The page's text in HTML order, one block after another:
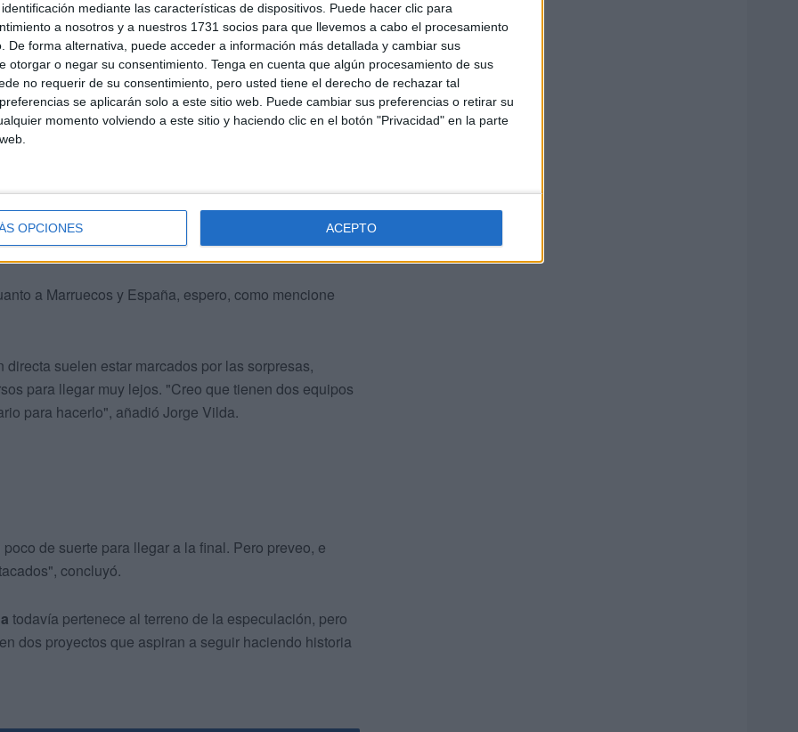
mediante las características de dispositivos. Puede hacer clic para
a nosotros y a nuestros 1731 socios para que llevemos a cabo el procesamiento
De forma alternativa, puede acceder a información más detallada y cambiar sus
otorgar o negar su consentimiento. Tenga en cuenta que algún procesamiento de sus
no requerir de su consentimiento, pero usted tiene el derecho de rechazar tal
se aplicarán solo a este sitio web. Puede cambiar sus preferencias o retirar su
momento volviendo a este sitio y haciendo clic en el botón "Privacidad" en la parte
OPCIONES ACEPTO
potencias del fútbol mundial. El título
de un modelo basado en la formación y
selecciones favoritas en cualquier competición
el marroquí poseen el nivel suficiente para competir
a Marruecos y España, espero, como mencione
suelen estar marcados por las sorpresas,
para llegar muy lejos. "Creo que tienen dos equipos
para hacerlo", añadió Jorge Vilda.
de suerte para llegar a la final. Pero preveo, e
concluyó.
todavía pertenece al terreno de la especulación, pero
dos proyectos que aspiran a seguir haciendo historia